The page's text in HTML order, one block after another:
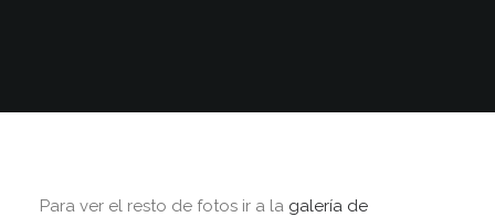
Para ver el resto de fotos ir a la galería de